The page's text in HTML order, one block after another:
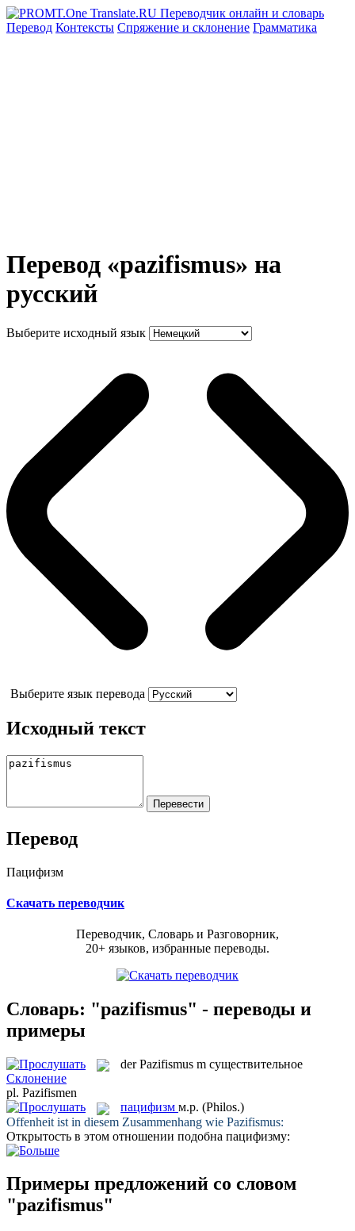
Перевод Контексты Спряжение и склонение Грамматика
Перевод «pazifismus» на
русский
Выберите исходный язык
Выберите язык перевода
Исходный текст
Перевод
Пацифизм
Скачать переводчик
Переводчик, Словарь и Разговорник,
20+ языков, избранные переводы.
Словарь: "pazifismus" - переводы и
примеры
derPazifismus m существительное
Склонение
pl. Pazifismen
пацифизм м.р. (Philos.)
Offenheit ist in diesem Zusammenhang wie Pazifismus:
Открытость в этом отношении подобна пацифизму:
Примеры предложений со словом
"pazifismus"